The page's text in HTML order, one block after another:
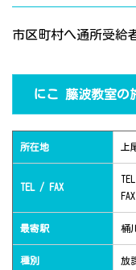
市区町村へ通所受給
にこ 藤波教室の
所在地 上
TEL / FAX
最寄駅 桶
種別 放